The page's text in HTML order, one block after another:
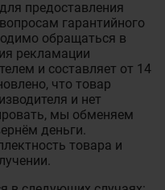
предоставления
гарантийного
обращаться в
рекламации
и составляет от 14
что товар
и нет
мы обменяем
деньги.
товара и